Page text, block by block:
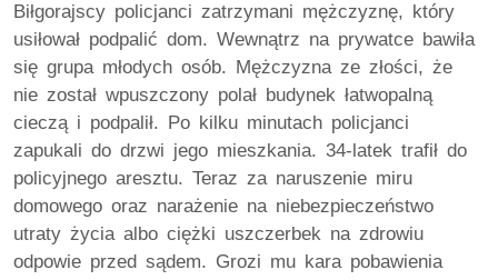
Biłgorajscy policjanci zatrzymani mężczyznę, który
usiłował podpalić dom. Wewnątrz na prywatce bawiła
się grupa młodych osób. Mężczyzna ze złości, że
nie został wpuszczony polał budynek łatwopalną
cieczą i podpalił. Po kilku minutach policjanci
zapukali do drzwi jego mieszkania. 34-latek trafił do
policyjnego aresztu. Teraz za naruszenie miru
domowego oraz narażenie na niebezpieczeństwo
utraty życia albo ciężki uszczerbek na zdrowiu
odpowie przed sądem. Grozi mu kara pobawienia